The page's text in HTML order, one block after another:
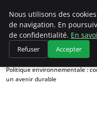
Accueil
Politiques
Politique environnementale :
un avenir durable
Nous utilisons des
de navigation. En
de confidentialité. En
Refuser Accepter